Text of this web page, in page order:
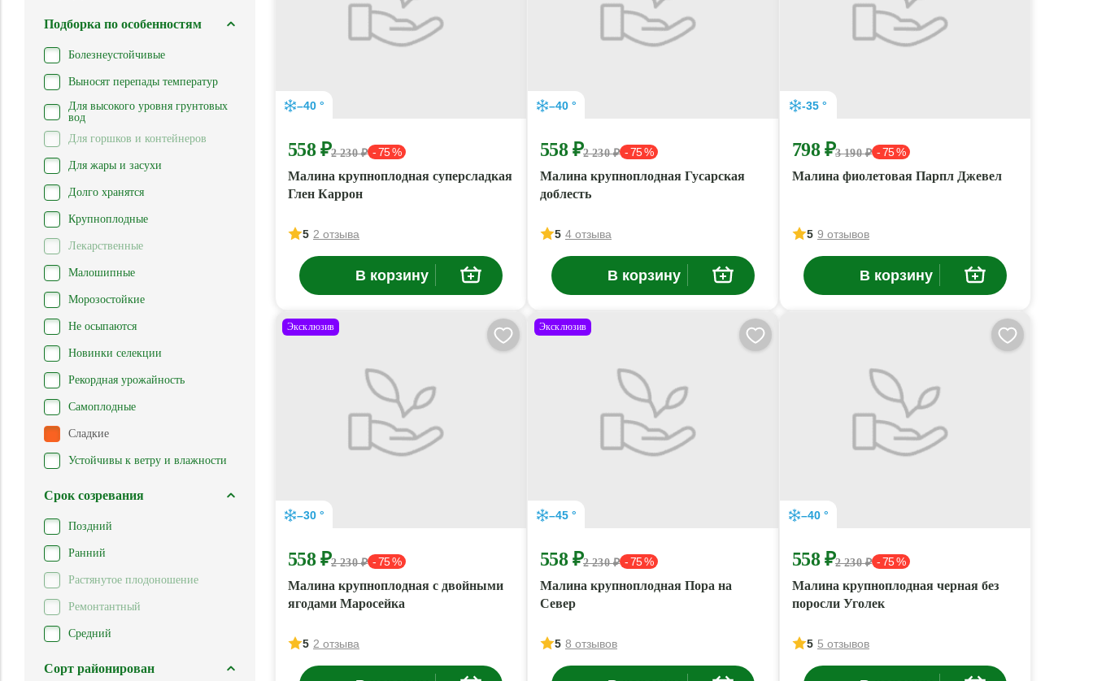
Подборка по особенностям
Болезнеустойчивые
Выносят перепады температур
Для высокого уровня грунтовых
вод
Для горшков и контейнеров
Для жары и засухи
Долго хранятся
Крупноплодные
Лекарственные
Малошипные
Морозостойкие
Не осыпаются
Новинки селекции
Рекордная урожайность
Самоплодные
Сладкие
Устойчивы к ветру и влажности
Срок созревания
Поздний
Ранний
Растянутое плодоношение
Ремонтантный
Средний
Сорт районирован
–40 °
558 ₽2 230 ₽ - 75 %
Малина крупноплодная суперсладкая
Глен Каррон
5 2 отзыва
В корзину
–40 °
558 ₽2 230 ₽ - 75 %
Малина крупноплодная Гусарская
доблесть
5 4 отзыва
В корзину
-35 °
798 ₽3 190 ₽ - 75 %
Малина фиолетовая Парпл Джевел
5 9 отзывов
В корзину
Эксклюзив
–30 °
558 ₽2 230 ₽ - 75 %
Малина крупноплодная с двойными
ягодами Маросейка
5 2 отзыва
Эксклюзив
–45 °
558 ₽2 230 ₽ - 75 %
Малина крупноплодная Пора на
Север
5 8 отзывов
–40 °
558 ₽2 230 ₽ - 75 %
Малина крупноплодная черная без
поросли Уголек
5 5 отзывов